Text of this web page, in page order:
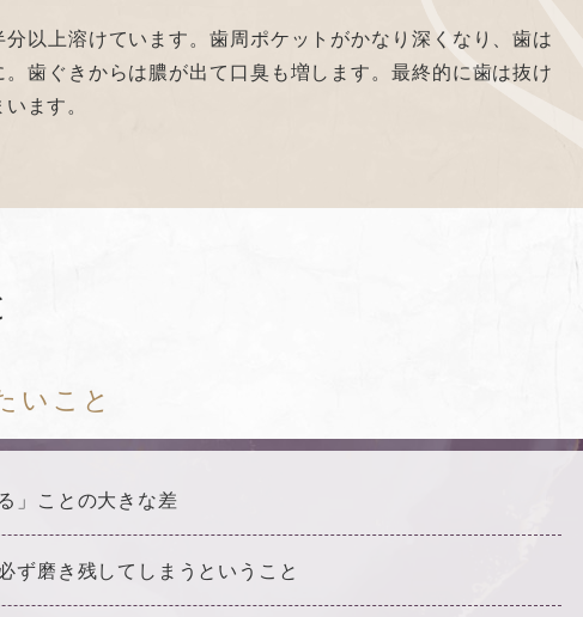
分以上溶けています。歯周ポケットがかなり深くなり、歯は
。歯ぐきからは膿が出て口臭も増します。最終的に歯は抜け
ます。
いこと
」ことの大きな差
ず磨き残してしまうということ